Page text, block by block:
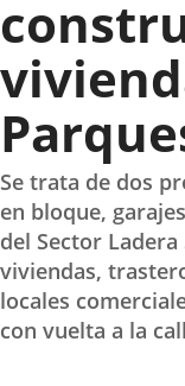
Se trata de dos
en bloque,
del Sector
viviendas,
locales
con vuelta a la